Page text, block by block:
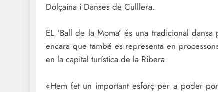
Dolçaina i Danses de Culllera.
EL ‘Ball de la Moma’ és una tradicional
encara que també es representa en
en la capital turística de la Ribera.
«Hem fet un important esforç per a poder